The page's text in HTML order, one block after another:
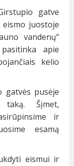
gatve
juostoje
vandenų“
apie
kelio
gatvės pusėje
taką. Šįmet,
ir
esamą
eismui ir